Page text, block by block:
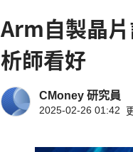
Arm自製晶
析師看好
CMoney 研究員
2025-02-26 01:42